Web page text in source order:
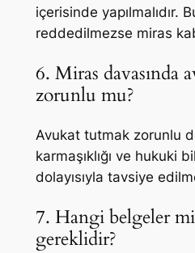
içerisinde yapılmalıdır.
reddedilmezse miras
6. Miras davasında
zorunlu mu?
Avukat tutmak zorunlu
karmaşıklığı ve hukuki
dolayısıyla tavsiye
7. Hangi belgeler
gereklidir?